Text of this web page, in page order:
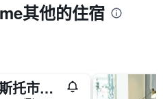
其他的住宿
布裡斯托市中心萬豪飯店